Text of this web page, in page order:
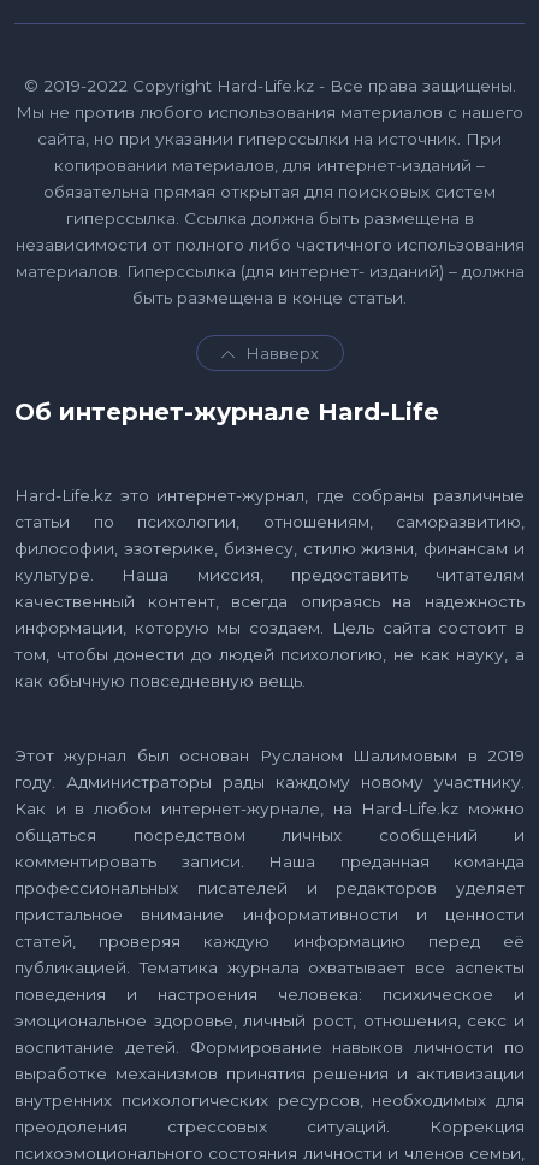
© 2019-2022 Copyright Hard-Life.kz - Все права защищены.
Мы не против любого использования материалов с нашего
сайта, но при указании гиперссылки на источник. При
копировании материалов, для интернет-изданий –
обязательна прямая открытая для поисковых систем
гиперссылка. Ссылка должна быть размещена в
независимости от полного либо частичного использования
материалов. Гиперссылка (для интернет- изданий) – должна
быть размещена в конце статьи.
Навверх
Об интернет-журнале Hard-Life
Hard-Life.kz это интернет-журнал, где собраны различные
статьи по психологии, отношениям, саморазвитию,
философии, эзотерике, бизнесу, стилю жизни, финансам и
культуре. Наша миссия, предоставить читателям
качественный контент, всегда опираясь на надежность
информации, которую мы создаем. Цель сайта состоит в
том, чтобы донести до людей психологию, не как науку, а
как обычную повседневную вещь.
Этот журнал был основан Русланом Шалимовым в 2019
году. Администраторы рады каждому новому участнику.
Как и в любом интернет-журнале, на Hard-Life.kz можно
общаться посредством личных сообщений и
комментировать записи. Наша преданная команда
профессиональных писателей и редакторов уделяет
пристальное внимание информативности и ценности
статей, проверяя каждую информацию перед её
публикацией. Тематика журнала охватывает все аспекты
поведения и настроения человека: психическое и
эмоциональное здоровье, личный рост, отношения, секс и
воспитание детей. Формирование навыков личности по
выработке механизмов принятия решения и активизации
внутренних психологических ресурсов, необходимых для
преодоления стрессовых ситуаций. Коррекция
психоэмоционального состояния личности и членов семьи,